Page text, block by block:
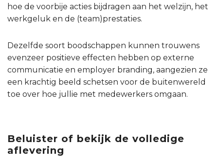
hoe de voorbije acties bijdragen aan het welzijn, het
werkgeluk en de (team)prestaties.
Dezelfde soort boodschappen kunnen trouwens
evenzeer positieve effecten hebben op externe
communicatie en employer branding, aangezien ze
een krachtig beeld schetsen voor de buitenwereld
toe over hoe jullie met medewerkers omgaan.
Beluister of bekijk de volledige
aflevering